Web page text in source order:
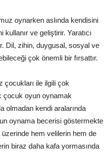
aslında kendisini
ve geliştirir. Yaratıcı
Dil, zihin, duygusal, sosyal ve
çok önemli bir fırsattır.
ile ilgili çok
çocuk oyun oynamak
olmadan kendi aralarında
oynama becerisi göstermekte
hem velilerin hem de
biraz daha kafa yormasında